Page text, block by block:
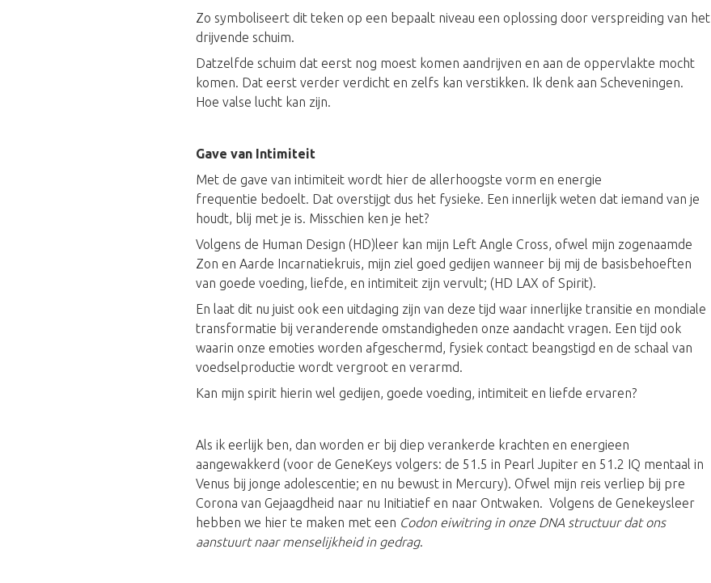
Zo symboliseert dit teken op een bepaalt niveau een oplossing door verspreiding van het
drijvende schuim.
Datzelfde schuim dat eerst nog moest komen aandrijven en aan de oppervlakte mocht
komen. Dat eerst verder verdicht en zelfs kan verstikken. Ik denk aan Scheveningen.
Hoe valse lucht kan zijn.
Gave van Intimiteit
Met de gave van intimiteit wordt hier de allerhoogste vorm en energie
frequentie bedoelt. Dat overstijgt dus het fysieke. Een innerlijk weten dat iemand van je
houdt, blij met je is. Misschien ken je het?
Volgens de Human Design (HD)leer kan mijn Left Angle Cross, ofwel mijn zogenaamde
Zon en Aarde Incarnatiekruis, mijn ziel goed gedijen wanneer bij mij de basisbehoeften
van goede voeding, liefde, en intimiteit zijn vervult; (HD LAX of Spirit).
En laat dit nu juist ook een uitdaging zijn van deze tijd waar innerlijke transitie en mondiale
transformatie bij veranderende omstandigheden onze aandacht vragen. Een tijd ook
waarin onze emoties worden afgeschermd, fysiek contact beangstigd en de schaal van
voedselproductie wordt vergroot en verarmd.
Kan mijn spirit hierin wel gedijen, goede voeding, intimiteit en liefde ervaren?
Als ik eerlijk ben, dan worden er bij diep verankerde krachten en energieen
aangewakkerd (voor de GeneKeys volgers: de 51.5 in Pearl Jupiter en 51.2 IQ mentaal in
Venus bij jonge adolescentie; en nu bewust in Mercury). Ofwel mijn reis verliep bij pre
Corona van Gejaagdheid naar nu Initiatief en naar Ontwaken. Volgens de Genekeysleer
hebben we hier te maken met een Codon eiwitring in onze DNA structuur dat ons
aanstuurt naar menselijkheid in gedrag.